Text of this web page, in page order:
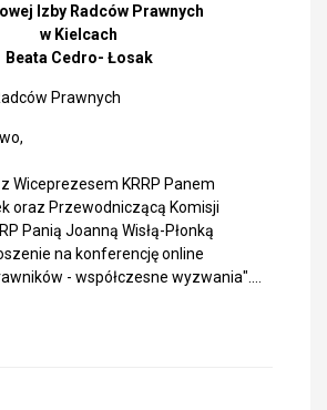
Izby Radców Prawnych
w Kielcach
Beata Cedro- Łosak
Prawnych
Wiceprezesem KRRP Panem
oraz Przewodniczącą Komisji
Panią Joanną Wisłą-Płonką
na konferencję online
- współczesne wyzwania".…